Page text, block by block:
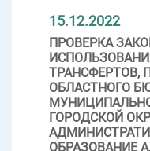
15.12.2022
ПРОВЕРКА
ТРАНСФЕРТОВ,
ОБЛАСТНОГО
ГОРОДСКОЙ
ОБРАЗОВАНИЕ